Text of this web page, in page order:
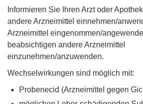
Informieren Sie Ihren Arzt oder
andere Arzneimittel einnehmen/
Arzneimittel eingenommen/
beabsichtigen andere Arzneimittel
einzunehmen/anzuwenden.
Wechselwirkungen sind möglich mit:
Probenecid (Arzneimittel gegen